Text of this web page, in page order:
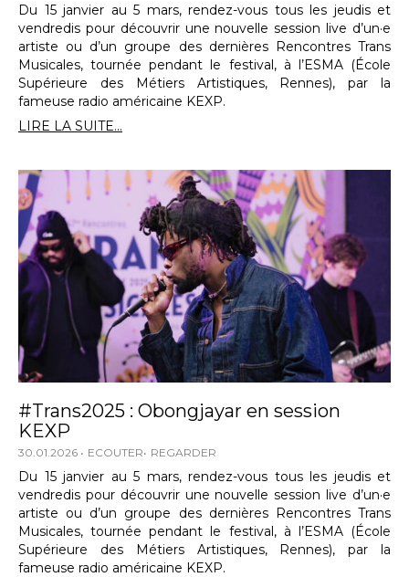
Du 15 janvier au 5 mars, rendez-vous tous les jeudis et
vendredis pour découvrir une nouvelle session live d’un·e
artiste ou d’un groupe des dernières Rencontres Trans
Musicales, tournée pendant le festival, à l’ESMA (École
Supérieure des Métiers Artistiques, Rennes), par la
fameuse radio américaine KEXP.
LIRE LA SUITE...
#Trans2025 : Obongjayar en session
KEXP
30.01.2026 ECOUTER REGARDER
Du 15 janvier au 5 mars, rendez-vous tous les jeudis et
vendredis pour découvrir une nouvelle session live d’un·e
artiste ou d’un groupe des dernières Rencontres Trans
Musicales, tournée pendant le festival, à l’ESMA (École
Supérieure des Métiers Artistiques, Rennes), par la
fameuse radio américaine KEXP.